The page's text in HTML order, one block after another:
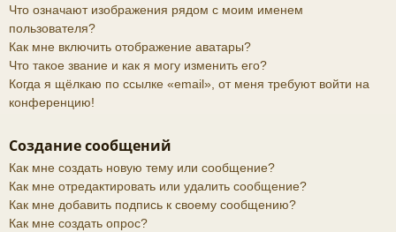
Что означают изображения рядом с моим именем
пользователя?
Как мне включить отображение аватары?
Что такое звание и как я могу изменить его?
Когда я щёлкаю по ссылке «email», от меня требуют войти на
конференцию!
Создание сообщений
Как мне создать новую тему или сообщение?
Как мне отредактировать или удалить сообщение?
Как мне добавить подпись к своему сообщению?
Как мне создать опрос?